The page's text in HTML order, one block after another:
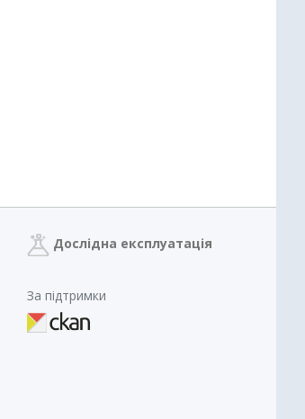
Дослідна експлуатація
За підтримки